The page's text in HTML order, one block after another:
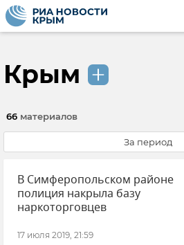
Крым
66 материалов
За период
В Симферопольском районе
полиция накрыла базу
наркоторговцев
17 июля 2019, 21:59